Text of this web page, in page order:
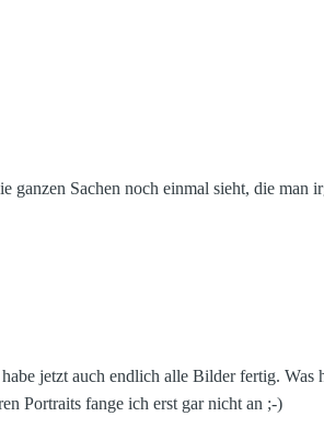
Sachen noch einmal sieht, die man
jetzt auch endlich alle Bilder fertig. Was
Portraits fange ich erst gar nicht an ;-)